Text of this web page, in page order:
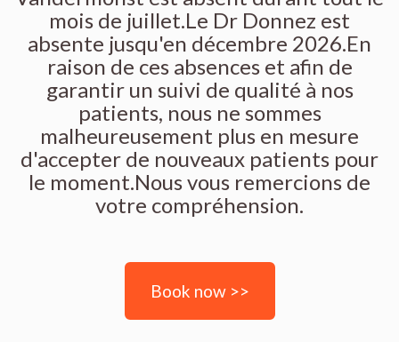
mois de juillet.Le Dr Donnez est
absente jusqu'en décembre 2026.En
raison de ces absences et afin de
garantir un suivi de qualité à nos
patients, nous ne sommes
malheureusement plus en mesure
d'accepter de nouveaux patients pour
le moment.Nous vous remercions de
votre compréhension.
Book now >>